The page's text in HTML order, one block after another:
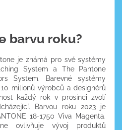
barvu roku?
je známá pro své systémy
System a The Pantone
System. Barevné systémy
milionů výrobců a designérů
každý rok v prosinci zvolí
Barvou roku 2023 je
18-1750 Viva Magenta.
ovlivňuje vývoj produktů